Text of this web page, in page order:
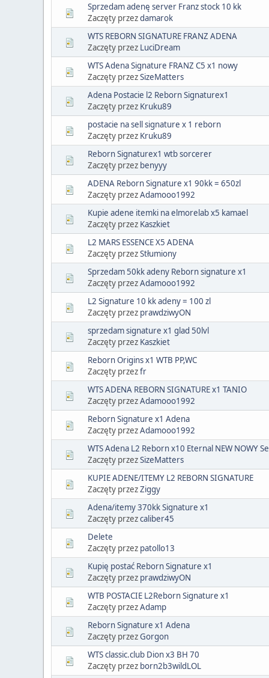
Sprzedam adenę server Franz stock 10 kk
Zaczęty przezdamarok
WTS REBORN SIGNATURE FRANZ ADENA
Zaczęty przez LuciDream
WTS Adena Signature FRANZ C5 x1 nowy
Zaczęty przezSizeMatters
Adena Postacie l2 Reborn Signaturex1
Zaczęty przez Kruku89
postacie na sell signature x 1 reborn
Zaczęty przez Kruku89
Reborn Signaturex1 wtb sorcerer
Zaczęty przez benyyy
ADENA Reborn Signature x1 90kk = 650zl
Zaczęty przezAdamooo1992
Kupie adene itemki na elmorelab x5 kamael
Zaczęty przez Kaszkiet
L2 MARS ESSENCE X5 ADENA
Zaczęty przezStłumiony
Sprzedam 50kk adeny Reborn signature x1
Zaczęty przezAdamooo1992
L2 Signature 10 kk adeny = 100 zl
Zaczęty przez prawdziwyON
sprzedam signature x1 glad 50lvl
Zaczęty przez Kaszkiet
Reborn Origins x1 WTB PP,WC
Zaczęty przezfr
WTS ADENA REBORN SIGNATURE x1 TANIO
Zaczęty przezAdamooo1992
Reborn Signature x1 Adena
Zaczęty przezAdamooo1992
WTS Adena L2 Reborn x10 Eternal NEW NOWY
Zaczęty przezSizeMatters
KUPIE ADENE/ITEMY L2 REBORN SIGNATURE
Zaczęty przezZiggy
Adena/itemy 370kk Signature x1
Zaczęty przezcaliber45
Delete
Zaczęty przez patollo13
Kupię postać Reborn Signature x1
Zaczęty przez prawdziwyON
WTB POSTACIE L2Reborn Signature x1
Zaczęty przezAdamp
Reborn Signature x1 Adena
Zaczęty przezGorgon
WTS classic.club Dion x3 BH 70
Zaczęty przez born2b3wildLOL